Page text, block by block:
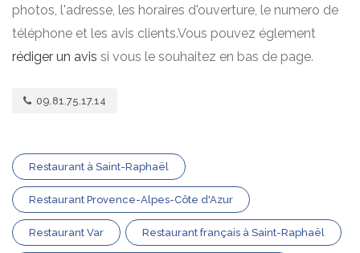
photos, l'adresse, les horaires d'ouverture, le numero de
téléphone et les avis clients.Vous pouvez églement
rédiger un avis si vous le souhaitez en bas de page.
09.81.75.17.14
Restaurant à Saint-Raphaël
Restaurant Provence-Alpes-Côte d'Azur
Restaurant Var Restaurant français à Saint-Raphaël